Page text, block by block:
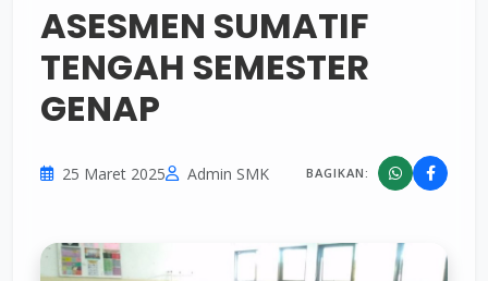
ASESMEN SUMATIF
TENGAH SEMESTER
GENAP
25 Maret 2025 Admin SMK BAGIKAN: